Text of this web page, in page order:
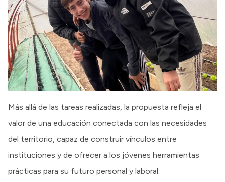
Más allá de las tareas realizadas, la propuesta refleja el
valor de una educación conectada con las necesidades
del territorio, capaz de construir vínculos entre
instituciones y de ofrecer a los jóvenes herramientas
prácticas para su futuro personal y laboral.